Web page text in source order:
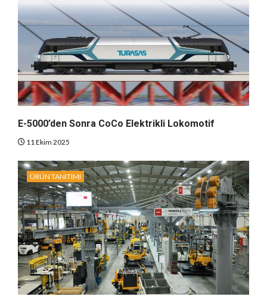
E-5000’den Sonra CoCo Elektrikli Lokomotif
11 Ekim 2025
ÜRÜN TANITIMI